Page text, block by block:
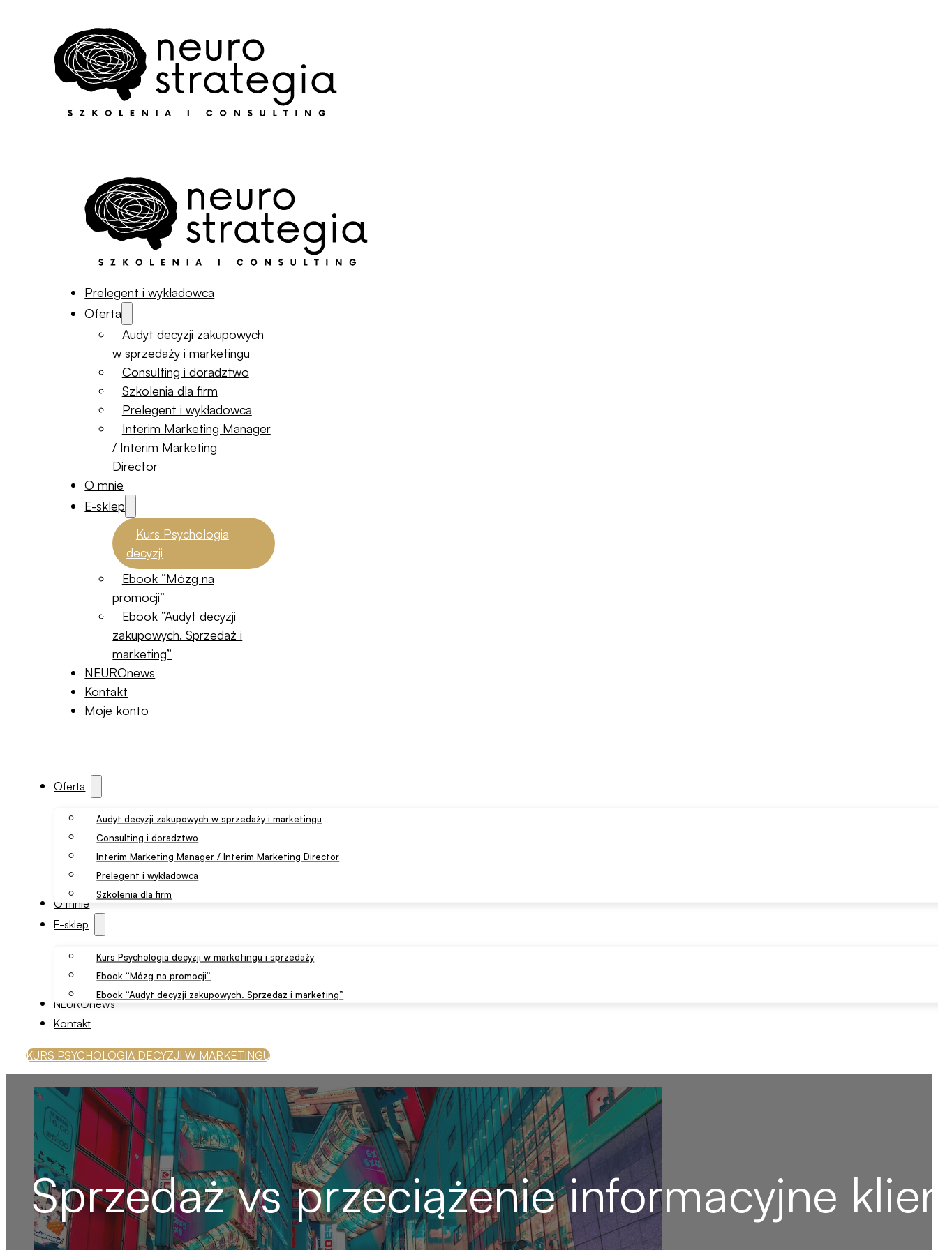
Prelegent i wykładowca
Oferta
Audyt decyzji zakupowych
w sprzedaży i marketingu
Consulting i doradztwo
Szkolenia dla firm
Prelegent i wykładowca
Interim Marketing Manager
/ Interim Marketing
Director
O mnie
E-sklep
Kurs Psychologia
decyzji
Ebook “Mózg na
promocji”
Ebook “Audyt decyzji
zakupowych. Sprzedaż i
marketing”
NEUROnews
Kontakt
Moje konto
Oferta
Audyt decyzji zakupowych w sprzedaży i marketingu
Consulting i doradztwo
Interim Marketing Manager / Interim Marketing Director
Prelegent i wykładowca
Szkolenia dla firm
O mnie
E-sklep
Kurs Psychologia decyzji w marketingu i sprzedaży
Ebook “Mózg na promocji”
Ebook “Audyt decyzji zakupowych. Sprzedaż i marketing”
NEUROnews
Kontakt
KURS PSYCHOLOGIA DECYZJI W MARKETINGU
Sprzedaż vs przeciążenie informacyjne